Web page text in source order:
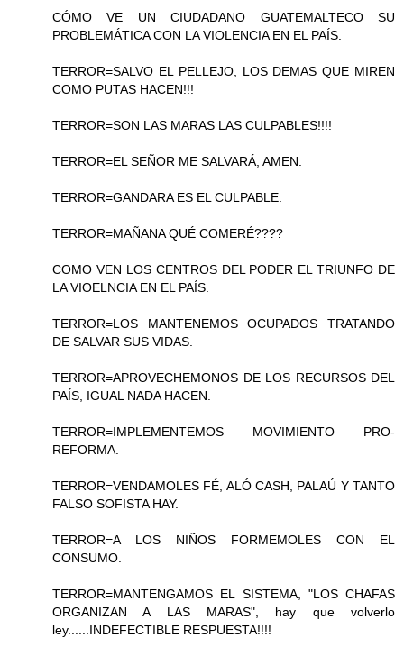
CÓMO VE UN CIUDADANO GUATEMALTECO SU
PROBLEMÁTICA CON LA VIOLENCIA EN EL PAÍS.
TERROR=SALVO EL PELLEJO, LOS DEMAS QUE MIREN
COMO PUTAS HACEN!!!
TERROR=SON LAS MARAS LAS CULPABLES!!!!
TERROR=EL SEÑOR ME SALVARÁ, AMEN.
TERROR=GANDARA ES EL CULPABLE.
TERROR=MAÑANA QUÉ COMERÉ????
COMO VEN LOS CENTROS DEL PODER EL TRIUNFO DE
LA VIOELNCIA EN EL PAÍS.
TERROR=LOS MANTENEMOS OCUPADOS TRATANDO
DE SALVAR SUS VIDAS.
TERROR=APROVECHEMONOS DE LOS RECURSOS DEL
PAÍS, IGUAL NADA HACEN.
TERROR=IMPLEMENTEMOS MOVIMIENTO PRO-
REFORMA.
TERROR=VENDAMOLES FÉ, ALÓ CASH, PALAÚ Y TANTO
FALSO SOFISTA HAY.
TERROR=A LOS NIÑOS FORMEMOLES CON EL
CONSUMO.
TERROR=MANTENGAMOS EL SISTEMA, "LOS CHAFAS
ORGANIZAN A LAS MARAS", hay que volverlo
ley......INDEFECTIBLE RESPUESTA!!!!